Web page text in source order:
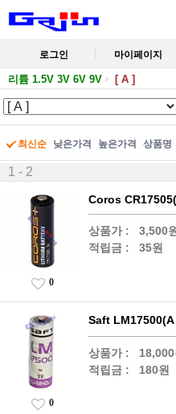
로그인 마이페이지
리튬 1.5V 3V 6V 9V [ A ]
최신순 낮은가격 높은가격 상품명
1 - 2
Coros
상품가 : 3,500원
적립금 : 35원
0
Saft
상품가 : 18,000
적립금 : 180원
0